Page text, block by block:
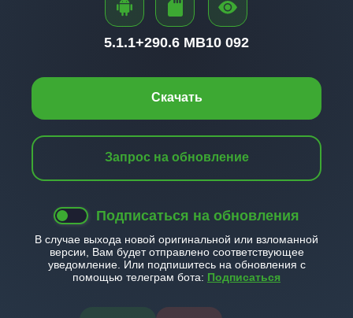
Скачать
Запрос на обновление
Подписаться на обновления
В случае выхода новой оригинальной или взломанной
версии, Вам будет отправлено соответствующее
уведомление. Или подпишитесь на обновления с
помощью телеграм бота: Подписаться
5.1.1+290.6 MB10 092